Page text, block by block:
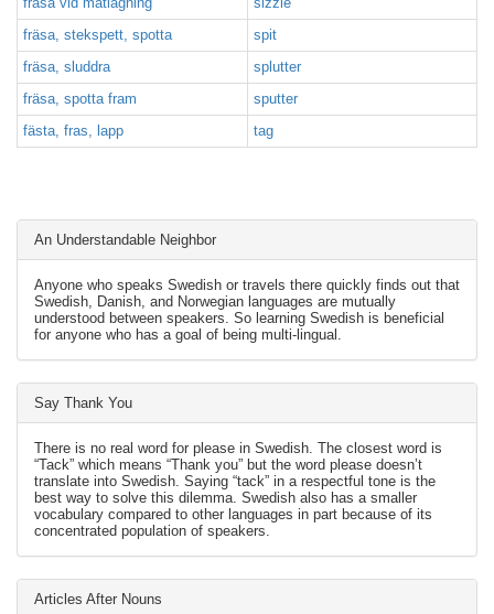
fräsa, stekspett, spotta
spit
fräsa, sluddra
splutter
fräsa, spotta fram
sputter
fästa, fras, lapp
tag
An Understandable Neighbor
Anyone who speaks Swedish or travels there quickly finds out that
Swedish, Danish, and Norwegian languages are mutually
understood between speakers. So learning Swedish is beneficial
for anyone who has a goal of being multi-lingual.
Say Thank You
There is no real word for please in Swedish. The closest word is
“Tack” which means “Thank you” but the word please doesn’t
translate into Swedish. Saying “tack” in a respectful tone is the
best way to solve this dilemma. Swedish also has a smaller
vocabulary compared to other languages in part because of its
concentrated population of speakers.
Articles After Nouns